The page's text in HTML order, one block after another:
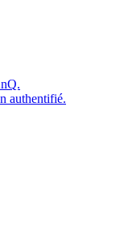
authentifié.